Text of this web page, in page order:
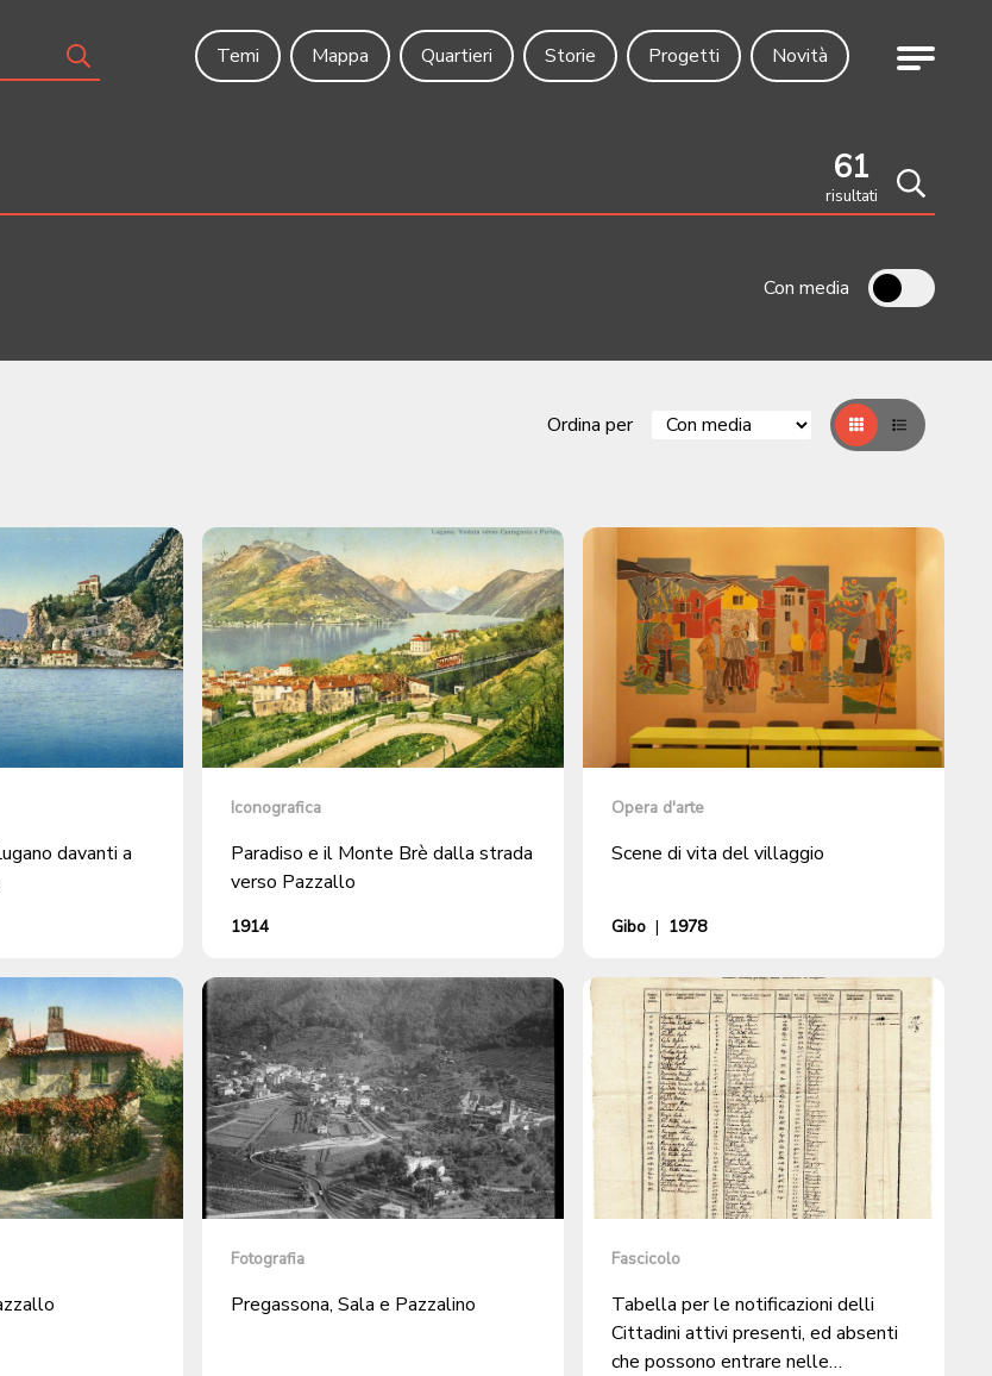
Temi
Mappa Quartieri Storie Progetti Novità Menu
61
risultati
Cerca
Con media
Ordina per GrigliaTable
davanti a
Iconografica
Paradiso e il Monte Brè dalla strada
verso Pazzallo
1914
Opera d'arte
Scene di vita del villaggio
Gibo | 1978
Fotografia
Pregassona, Sala e Pazzalino
Fascicolo
Tabella per le notificazioni delli
Cittadini attivi presenti, ed absenti
che possono entrare nelle